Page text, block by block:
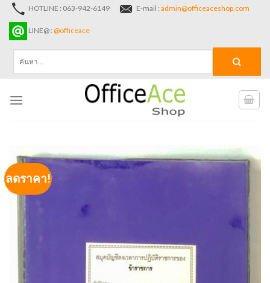
Skip
content
HOTLINE : 063-942-6149 E-mail : admin@officeaceshop.com
LINE@ : @officeace
ลดราคา!